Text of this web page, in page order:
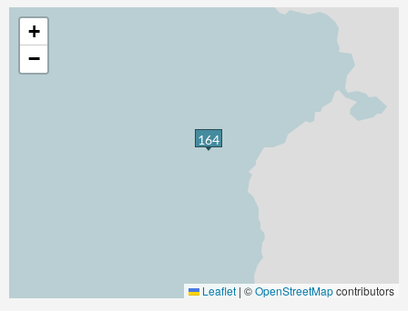
164
+
−
Leaflet | ©OpenStreetMapcontributors